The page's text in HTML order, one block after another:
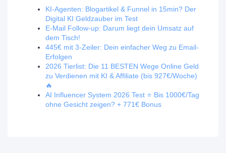
KI-Agenten: Blogartikel & Funnel in 15min? Der
Digital KI Geldzauber im Test
E-Mail Follow-up: Darum liegt dein Umsatz auf
dem Tisch!
445€ mit 3-Zeiler: Dein einfacher Weg zu Email-
Erfolgen
2026 Tierlist: Die 11 BESTEN Wege Online Geld
zu Verdienen mit KI & Affiliate (bis 927€/Woche)
🔥
AI Influencer System 2026 Test ⭐️ Bis 1000€/Tag
ohne Gesicht zeigen? + 771€ Bonus